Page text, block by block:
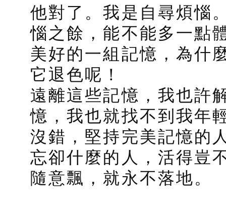
他對了。我是自尋煩惱
惱之餘，能不能多一點
美好的一組記憶，為什
它退色呢！
遠離這些記憶，我也許
憶，我也就找不到我年
沒錯，堅持完美記憶的
忘卻什麼的人，活得豈
隨意飄，就永不落地。